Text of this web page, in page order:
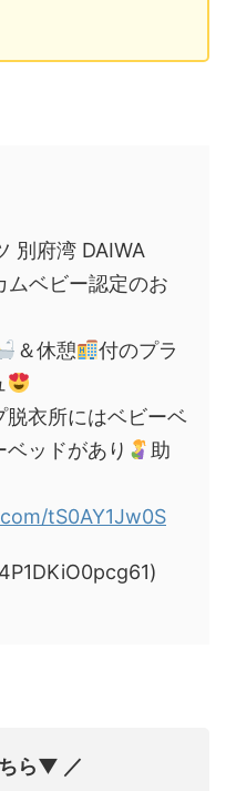
別府湾 DAIWA
ムベビー認定のお
＆休憩
付のプラ
衣所にはベビーベ
ッドがあり
助
tS0AY1Jw0S
ら▼ ／